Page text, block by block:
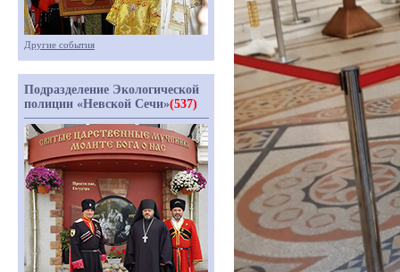
Другие события
Подразделение Экологической
полиции «Невской Сечи»(537)